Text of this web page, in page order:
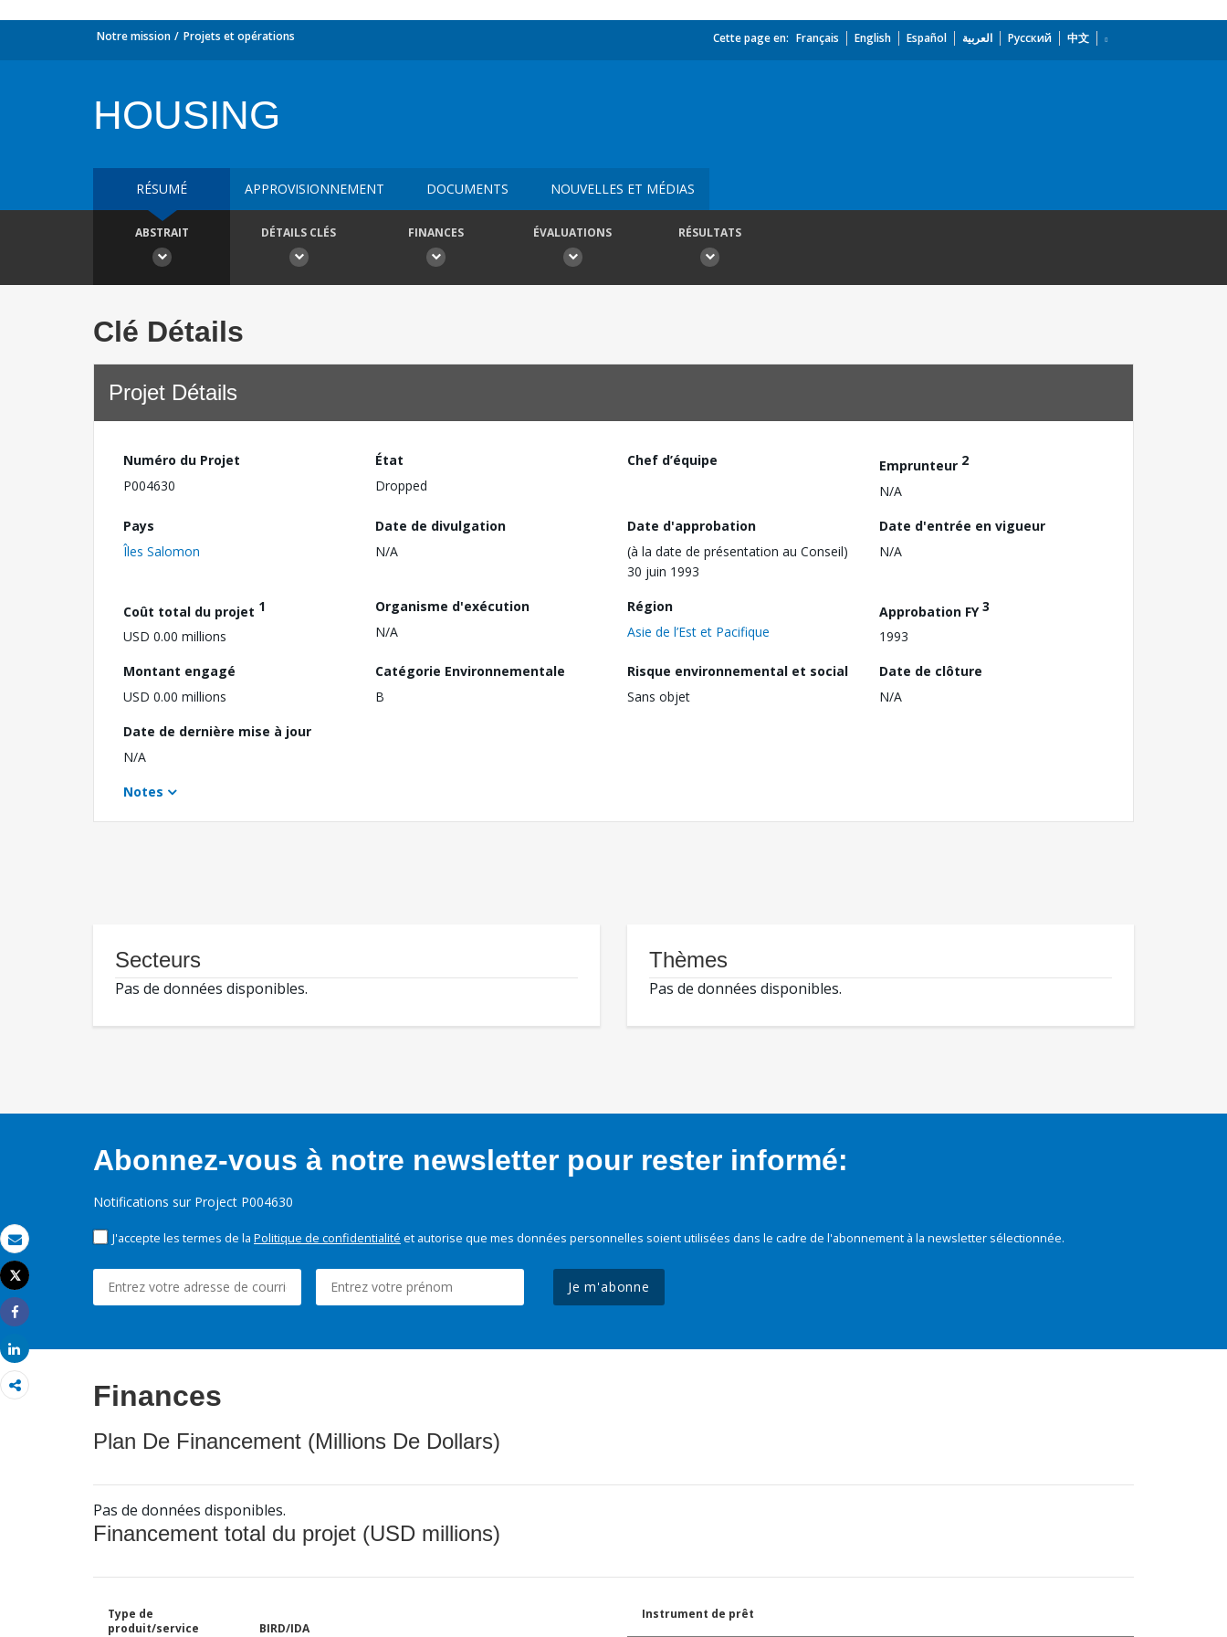
Email
Imprimer
Tweet
Share
Share
Notre mission Projets et opérations Cette page en: Français English Español العربية Русский 中文
HOUSING
RÉSUMÉ APPROVISIONNEMENT DOCUMENTS NOUVELLES ET MÉDIAS
ABSTRAIT DÉTAILS CLÉS FINANCES ÉVALUATIONS RÉSULTATS
Clé Détails
Projet Détails
Numéro du Projet
P004630
État
Dropped
Chef d’équipe Emprunteur 2
N/A
Pays
Îles Salomon
Date de divulgation
N/A
Date d'approbation
(à la date de présentation au Conseil)
30 juin 1993
Date d'entrée en vigueur
N/A
Coût total du projet 1
USD 0.00 millions
Organisme d'exécution
N/A
Région
Asie de l’Est et Pacifique
Approbation FY3
1993
Montant engagé
USD 0.00 millions
Catégorie Environnementale
B
Risque environnemental et social
Sans objet
Date de clôture
N/A
Date de dernière mise à jour
N/A
Notes
Secteurs
Pas de données disponibles.
Thèmes
Pas de données disponibles.
Abonnez-vous à notre newsletter pour rester informé:
Notifications sur Project P004630
J'accepte les termes de la Politique de confidentialité et autorise que mes données personnelles soient utilisées dans le cadre de l'abonnement à la newsletter sélectionnée.
Je m'abonne
Finances
Plan De Financement (Millions De Dollars)
Pas de données disponibles.
Financement total du projet (USD millions)
Type de
produit/service
BIRD/IDA
Instrument de prêt